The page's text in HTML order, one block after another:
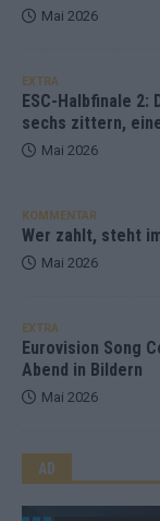
Mai 2026
EXTRA
ESC-Halbfinale
sechs zittern,
Mai 2026
KOMMENTAR
Wer zahlt, steht
Mai 2026
EXTRA
Eurovision Song
Abend in Bildern
Mai 2026
AD